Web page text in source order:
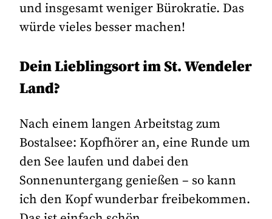
und insgesamt weniger Bürokratie. Das
würde vieles besser machen!
Dein Lieblingsort im St. Wendeler
Land?
Nach einem langen Arbeitstag zum
Bostalsee: Kopfhörer an, eine Runde um
den See laufen und dabei den
Sonnenuntergang genießen – so kann
ich den Kopf wunderbar freibekommen.